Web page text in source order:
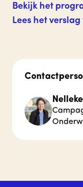
Bekijk het
Lees het verslag